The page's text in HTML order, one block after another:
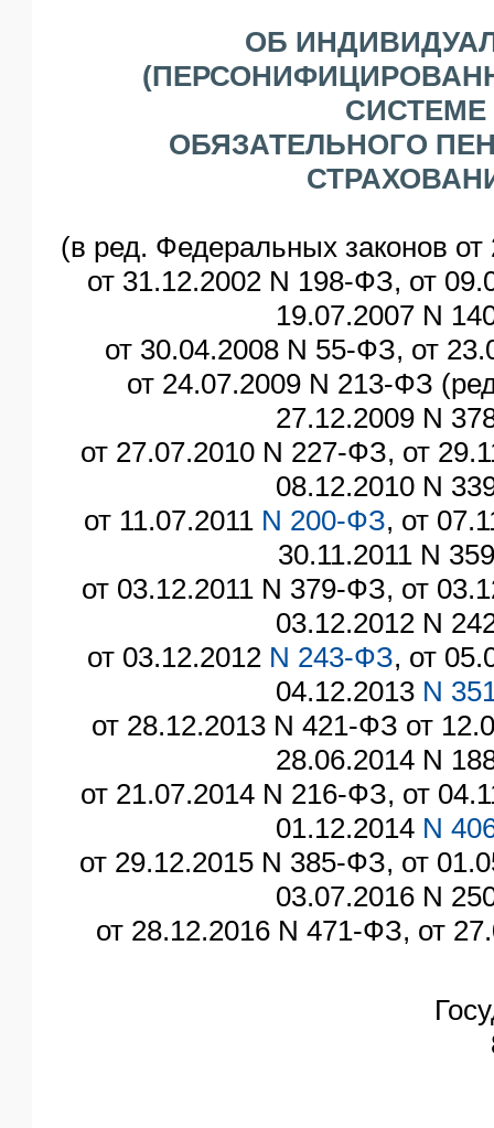
ОБ
СИСТЕМЕ
ОБЯЗАТЕЛЬНОГО
(в ред. Федеральных законов
от 31.12.2002 N 198-ФЗ, от
19.07.2007 N
от 30.04.2008 N 55-ФЗ, от
от 24.07.2009 N 213-ФЗ
27.12.2009 N
от 27.07.2010 N 227-ФЗ, от
08.12.2010 N
от 11.07.2011 N 200-ФЗ, от
30.11.2011 N
от 03.12.2011 N 379-ФЗ, от
03.12.2012 N
от 03.12.2012 N 243-ФЗ, от
04.12.2013 N
от 28.12.2013 N 421-ФЗ от
28.06.2014 N
от 21.07.2014 N 216-ФЗ, от
01.12.2014 N
от 29.12.2015 N 385-ФЗ, от
03.07.2016 N
от 28.12.2016 N 471-ФЗ, от